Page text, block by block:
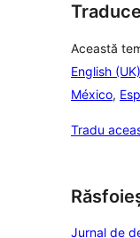
Această
English (UK)
México,
Tradu
Jurnal de